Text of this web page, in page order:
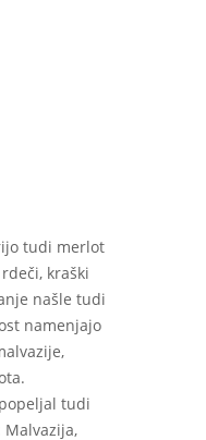
tudi merlot
kraški
našle tudi
namenjajo
tudi
Malvazija,